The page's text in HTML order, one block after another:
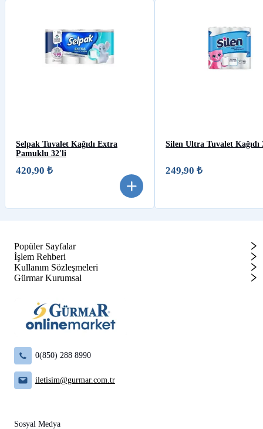
Selpak Tuvalet Kağıdı Extra
Pamuklu 32'li
420,90 ₺
Silen Ultra Tuvalet Kağıdı
249,90 ₺
Popüler Sayfalar
İşlem Rehberi
Kullanım Sözleşmeleri
Gürmar Kurumsal
0(850) 288 8990
iletisim@gurmar.com.tr
Sosyal Medya